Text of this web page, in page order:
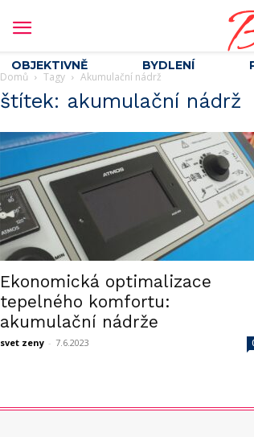
OBJEKTIVNĚ BYDLENÍ
Domů Tagy Akumulační nádrž
štítek: akumulační nádrž
Ekonomická optimalizace
tepelného komfortu:
akumulační nádrže
svet zeny - 7.6.2023